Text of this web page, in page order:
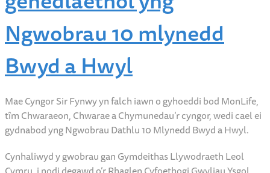
MonLife yn dathlu
cydnabyddiaeth
genedlaethol yng
Ngwobrau 10 mlynedd
Bwyd a Hwyl